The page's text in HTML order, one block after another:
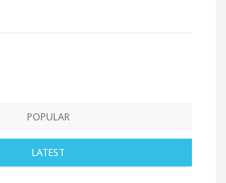
POPULAR
LATEST